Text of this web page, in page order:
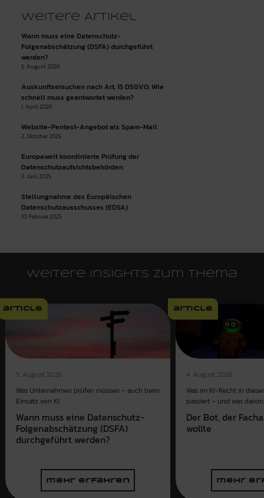
Weitere Artikel
Wann muss eine Datenschutz-
Folgenabschätzung (DSFA) durchgeführt
werden?
5. August 2026
Auskunftsersuchen nach Art. 15 DSGVO: Wie
schnell muss geantwortet werden?
1. April 2026
Website-Pentest-Angebot als Spam-Mail
2. Oktober 2025
Europaweit koordinierte Prüfung der
Datenschutzaufsichtsbehörden
3. Juni 2025
Stellungnahme des Europäischen
Datenschutzausschusses (EDSA)
10. Februar 2025
Weitere Insights zum Thema
article
5. August 2026
Was Unternehmen prüfen müssen – auch beim
Einsatz von KI
Wann muss eine Datenschutz-
Folgenabschätzung (DSFA)
durchgeführt werden?
mehr erfahren
article
4. August 2026
Was im KI-Recht in
passiert – und was
Der Bot, der
wollte
mehr